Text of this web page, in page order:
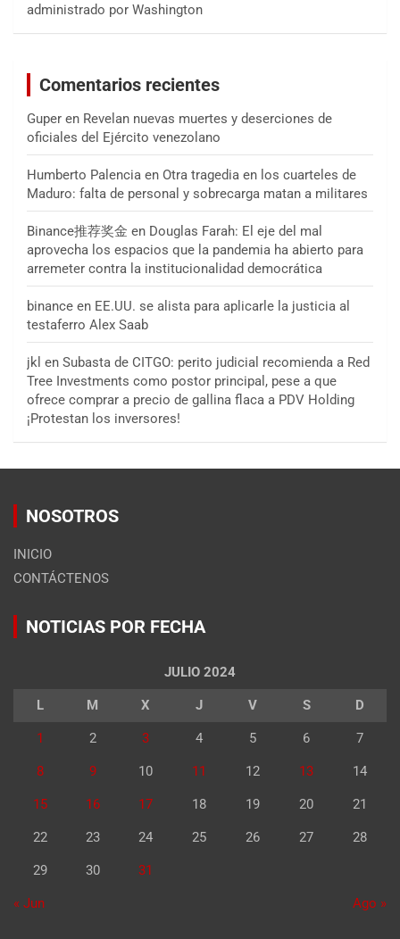
administrado por Washington
Comentarios recientes
Guper en Revelan nuevas muertes y deserciones de
oficiales del Ejército venezolano
Humberto Palencia en Otra tragedia en los cuarteles de
Maduro: falta de personal y sobrecarga matan a militares
Binance推荐奖金 en Douglas Farah: El eje del mal
aprovecha los espacios que la pandemia ha abierto para
arremeter contra la institucionalidad democrática
binance en EE.UU. se alista para aplicarle la justicia al
testaferro Alex Saab
jkl en Subasta de CITGO: perito judicial recomienda a Red
Tree Investments como postor principal, pese a que
ofrece comprar a precio de gallina flaca a PDV Holding
¡Protestan los inversores!
NOSOTROS
INICIO
CONTÁCTENOS
NOTICIAS POR FECHA
JULIO 2024
L M X J V S D
1 2 3 4 5 6 7
8 9 10 11 12 13 14
15 16 17 18 19 20 21
22 23 24 25 26 27 28
29 30 31
« Jun Ago »